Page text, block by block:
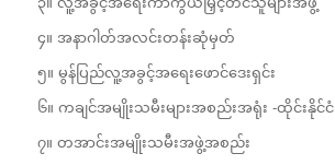
၄။ အနာဂါတ်အလင်းတန်းဆုံမှတ်
၅။ မွန်ပြည်လူ့အခွင့်အရေးဖောင်ဒေးရှင်း
၆။ ကချင်အမျိုးသမီးများအစည်းအရုံး -ထိုင်းနိုင်ငံ
၇။ တအာင်းအမျိုးသမီးအဖွဲ့အစည်း